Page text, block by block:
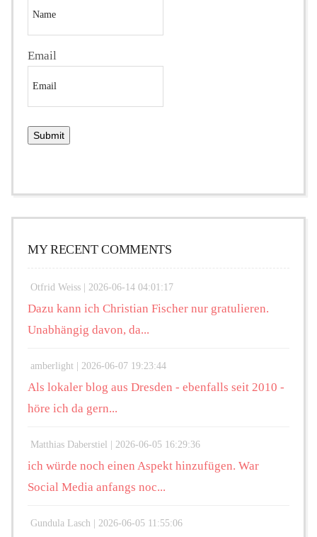
Email
MY RECENT COMMENTS
Otfrid Weiss | 2026-06-14 04:01:17
Dazu kann ich Christian Fischer nur gratulieren.
Unabhängig davon, da...
amberlight | 2026-06-07 19:23:44
Als lokaler blog aus Dresden - ebenfalls seit 2010 -
höre ich da gern...
Matthias Daberstiel | 2026-06-05 16:29:36
ich würde noch einen Aspekt hinzufügen. War
Social Media anfangs noc...
Gundula Lasch | 2026-06-05 11:55:06